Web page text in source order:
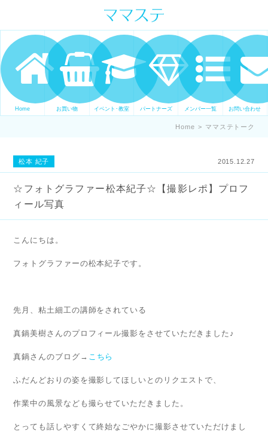
ママの才能発信します。 手づくり
表現ステージ ママステ スキル・セ
ンスを表現したいママが集まって
ます。
Home お買い物 イベント･教室 パートナーズ メンバー一覧 お問い合わせ
Home > ママステトーク
松本 紀子 2015.12.27
☆フォトグラファー松本紀子☆【撮影レポ】プロフ
ィール写真
こんにちは。
フォトグラファーの松本紀子です。
先月、粘土細工の講師をされている
真鍋美樹さんのプロフィール撮影をさせていただきました♪
真鍋さんのブログ→ こちら
ふだんどおりの姿を撮影してほしいとのリクエストで、
作業中の風景なども撮らせていただきました。
とっても話しやすくて終始なごやかに撮影させていただけまし